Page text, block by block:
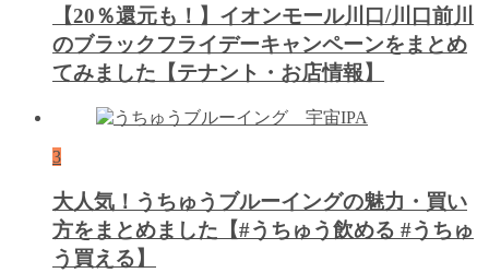
【20％還元も！】イオンモール川口/川口前川
のブラックフライデーキャンペーンをまとめ
てみました【テナント・お店情報】
3
大人気！うちゅうブルーイングの魅力・買い
方をまとめました【#うちゅう飲める #うちゅ
う買える】